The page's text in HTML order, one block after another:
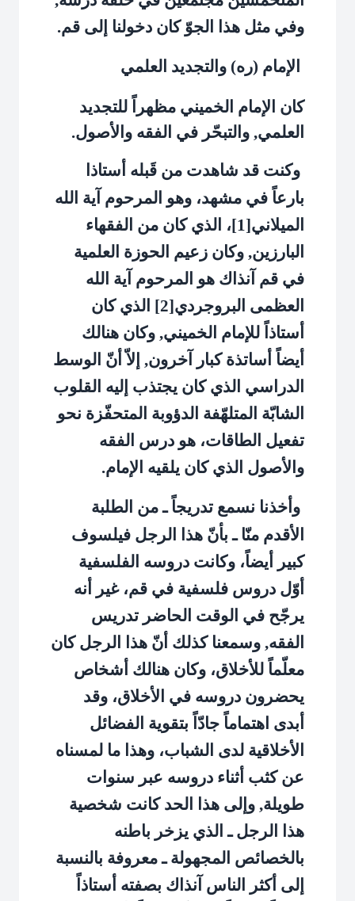
وفي مثل هذا الجوّ كان دخولنا إلى قم.
الإمام (ره) والتجديد العلمي
كان الإمام الخميني مظهراً للتجديد
العلمي, والتبحّر في الفقه والأصول.
وكنت قد شاهدت من قَبله أستاذا
بارعاً في مشهد، وهو المرحوم آية الله
الميلاني[1]، الذي كان من الفقهاء
البارزين, وكان زعيم الحوزة العلمية
في قم آنذاك هو المرحوم آية الله
العظمى البروجردي[2] الذي كان
أستاذاً للإمام الخميني, وكان هنالك
أيضاً أساتذة كبار آخرون, إلاّ أنّ الوسط
الدراسي الذي كان يجتذب إليه القلوب
الشابّة المتلهّفة الدؤوبة المتحفّزة نحو
تفعيل الطاقات، هو درس الفقه
والأصول الذي كان يلقيه الإمام.
وأخذنا نسمع تدريجاً ـ من الطلبة
الأقدم منّا ـ بأنّ هذا الرجل فيلسوف
كبير أيضاً، وكانت دروسه الفلسفية
أوّل دروس فلسفية في قم، غير أنه
يرجّح في الوقت الحاضر تدريس
الفقه, وسمعنا كذلك أنّ هذا الرجل كان
معلّماً للأخلاق، وكان هنالك أشخاص
يحضرون دروسه في الأخلاق، وقد
أبدى اهتماماً جادّاً بتقوية الفضائل
الأخلاقية لدى الشباب، وهذا ما لمسناه
عن كثب أثناء دروسه عبر سنوات
طويلة, وإلى هذا الحد كانت شخصية
هذا الرجل ـ الذي يزخر باطنه
بالخصائص المجهولة ـ معروفة بالنسبة
إلى أكثر الناس آنذاك بصفته أستاذاً